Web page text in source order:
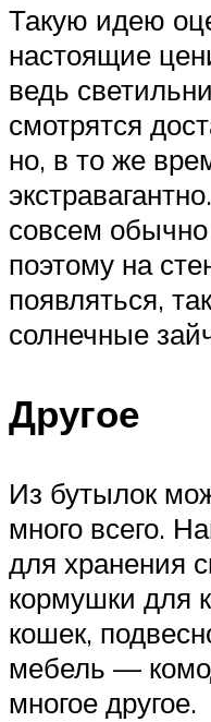
Такую идею
настоящие
ведь
смотрятся
но, в то же
совсем обычно
поэтому на
появляться,
солнечные
Другое
Из бутылок
много всего.
для хранения
кормушки для
кошек,
мебель —
многое другое.